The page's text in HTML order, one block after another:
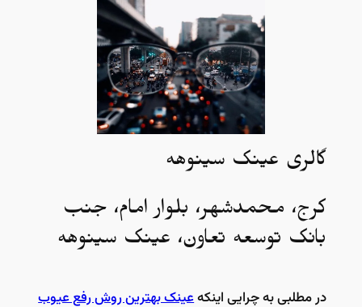
گالری عینک سینوهه
کرج، محمدشهر، بلوار امام، جنب
بانک توسعه تعاون، عینک سینوهه
در مطلبی به چرایی اینکهعینک بهترین روش رفع عیوب